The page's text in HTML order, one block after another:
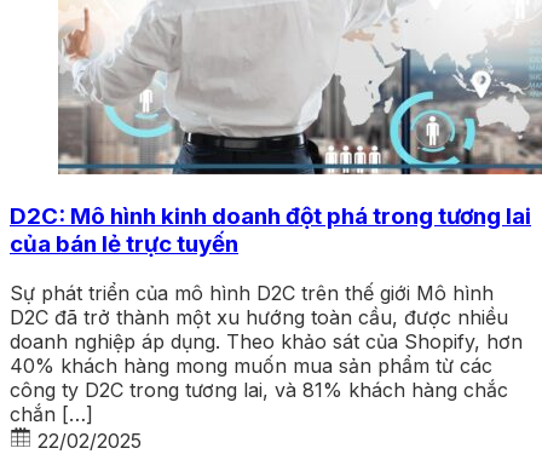
D2C: Mô hình kinh doanh đột phá trong tương lai
của bán lẻ trực tuyến
Sự phát triển của mô hình D2C trên thế giới Mô hình
D2C đã trở thành một xu hướng toàn cầu, được nhiều
doanh nghiệp áp dụng. Theo khảo sát của Shopify, hơn
40% khách hàng mong muốn mua sản phẩm từ các
công ty D2C trong tương lai, và 81% khách hàng chắc
chắn […]
22/02/2025